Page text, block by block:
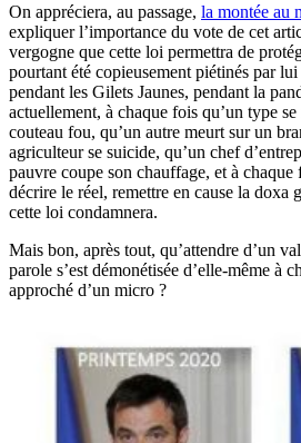
On appréciera, au passage, la montée au
expliquer l’importance du vote de cet
vergogne que cette loi permettra de
pourtant été copieusement piétinés par
pendant les Gilets Jaunes, pendant la
actuellement, à chaque fois qu’un type
couteau fou, qu’un autre meurt sur un
agriculteur se suicide, qu’un chef
pauvre coupe son chauffage, et à chaque
décrire le réel, remettre en cause la doxa
cette loi condamnera.
Mais bon, après tout, qu’attendre d’un
parole s’est démonétisée d’elle-même à
approché d’un micro ?